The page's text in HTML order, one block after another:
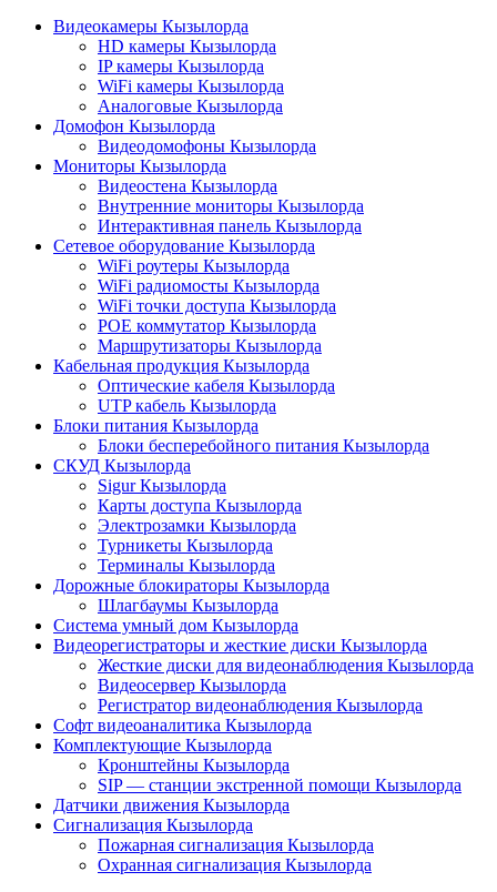
Видеокамеры Кызылорда
HD камеры Кызылорда
IP камеры Кызылорда
WiFi камеры Кызылорда
Аналоговые Кызылорда
Домофон Кызылорда
Видеодомофоны Кызылорда
Мониторы Кызылорда
Видеостена Кызылорда
Внутренние мониторы Кызылорда
Интерактивная панель Кызылорда
Сетевое оборудование Кызылорда
WiFi роутеры Кызылорда
WiFi радиомосты Кызылорда
WiFi точки доступа Кызылорда
POE коммутатор Кызылорда
Маршрутизаторы Кызылорда
Кабельная продукция Кызылорда
Оптические кабеля Кызылорда
UTP кабель Кызылорда
Блоки питания Кызылорда
Блоки бесперебойного питания Кызылорда
СКУД Кызылорда
Sigur Кызылорда
Карты доступа Кызылорда
Электрозамки Кызылорда
Турникеты Кызылорда
Терминалы Кызылорда
Дорожные блокираторы Кызылорда
Шлагбаумы Кызылорда
Система умный дом Кызылорда
Видеорегистраторы и жесткие диски Кызылорда
Жесткие диски для видеонаблюдения Кызылорда
Видеосервер Кызылорда
Регистратор видеонаблюдения Кызылорда
Софт видеоаналитика Кызылорда
Комплектующие Кызылорда
Кронштейны Кызылорда
SIP — станции экстренной помощи Кызылорда
Датчики движения Кызылорда
Сигнализация Кызылорда
Пожарная сигнализация Кызылорда
Охранная сигнализация Кызылорда